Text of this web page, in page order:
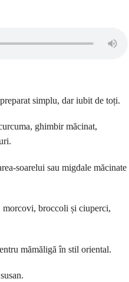
simplu, dar iubit de toți.
ghimbir măcinat,
soarelui sau migdale măcinate
morcovi, broccoli și ciuperci,
mămăligă în stil oriental.